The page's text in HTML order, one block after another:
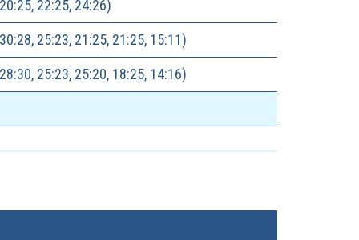
22:25, 24:26)
25:23, 21:25, 21:25, 15:11)
25:23, 25:20, 18:25, 14:16)